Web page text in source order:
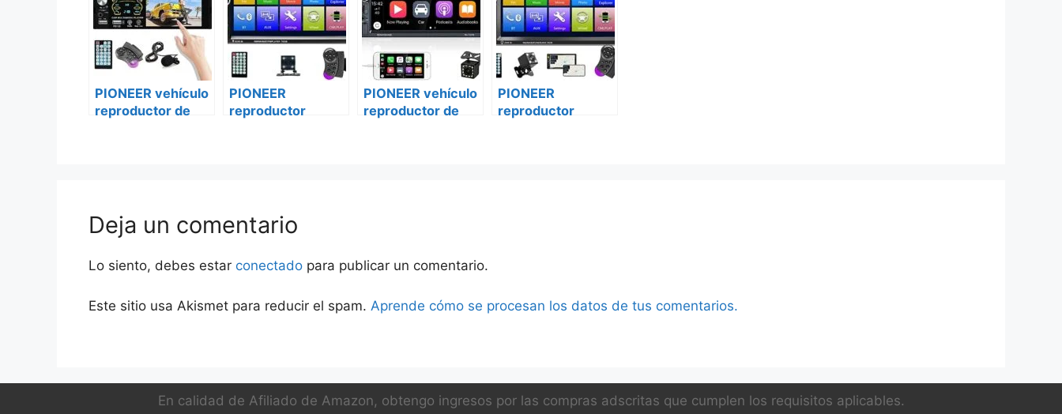
PIONEER vehículo
reproductor de
PIONEER
reproductor
PIONEER vehículo
reproductor de
PIONEER
reproductor
Deja un comentario
Lo siento, debes estar conectado para publicar un comentario.
Este sitio usa Akismet para reducir el spam. Aprende cómo se procesan los datos de tus comentarios.
En calidad de Afiliado de Amazon, obtengo ingresos por las compras adscritas que cumplen los requisitos aplicables.